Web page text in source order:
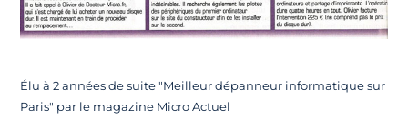
Élu à 2 années de suite "Meilleur dépanneur informatique sur
Paris" par le magazine Micro Actuel